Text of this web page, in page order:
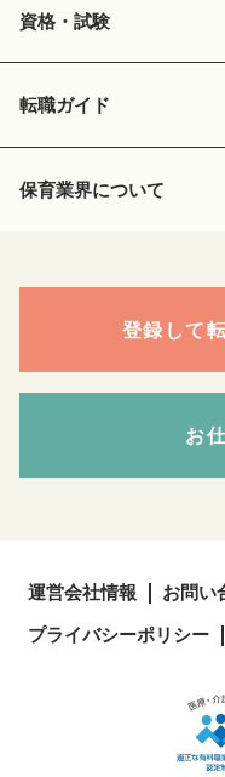
資格・試験
転職ガイド
保育業界について
登録して
お
運営会社情報 お問い
プライバシーポリシー